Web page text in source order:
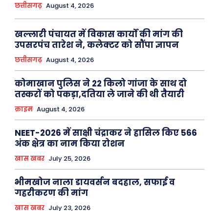
छत्तीसगढ़ August 4, 2026
खल्लारी पंचायत में विकास कार्यों की मांग की
उपसरपंच तारेश ने, कलेक्टर को सौंपा ज्ञापन
छत्तीसगढ़ August 4, 2026
कोमाखान पुलिस ने 22 किलो गांजा के साथ दो
तस्करों को पकड़ा,दतिया ले जाने की थी तैयारी
क्राइम August 4, 2026
NEET-2026 में साक्षी चंद्राकर ने हासिल किए 566
अंक क्षेत्र का नाम किया रोशन
खास खबर July 25, 2026
भीमखोज नाला डायवर्सन बदहाल, सफाई व
गहरीकरण की मांग
खास खबर July 23, 2026